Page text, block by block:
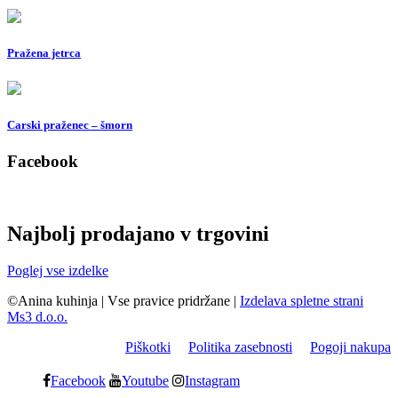
Pražena jetrca
Carski praženec – šmorn
Facebook
Najbolj prodajano v trgovini
Poglej vse izdelke
©Anina kuhinja | Vse pravice pridržane | Izdelava spletne strani
Ms3 d.o.o.
Piškotki
Politika zasebnosti Pogoji nakupa
Facebook Youtube Instagram